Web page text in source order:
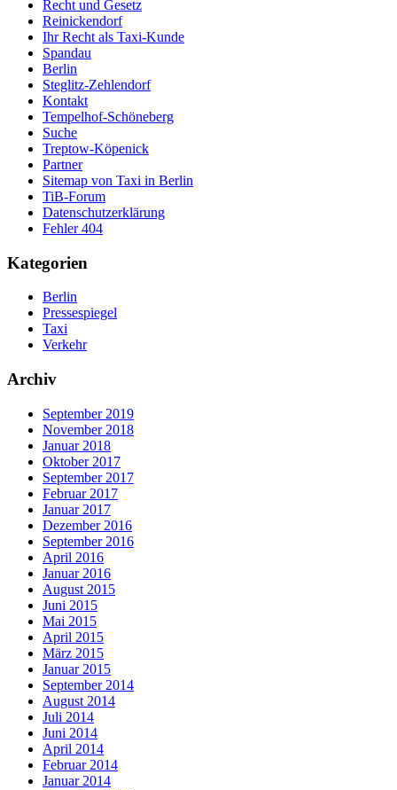
Recht und Gesetz
Reinickendorf
Ihr Recht als Taxi-Kunde
Spandau
Berlin
Steglitz-Zehlendorf
Kontakt
Tempelhof-Schöneberg
Suche
Treptow-Köpenick
Partner
Sitemap von Taxi in Berlin
TiB-Forum
Datenschutzerklärung
Fehler 404
Kategorien
Berlin
Pressespiegel
Taxi
Verkehr
Archiv
September 2019
November 2018
Januar 2018
Oktober 2017
September 2017
Februar 2017
Januar 2017
Dezember 2016
September 2016
April 2016
Januar 2016
August 2015
Juni 2015
Mai 2015
April 2015
März 2015
Januar 2015
September 2014
August 2014
Juli 2014
Juni 2014
April 2014
Februar 2014
Januar 2014